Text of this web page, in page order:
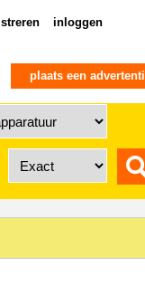
inloggen
plaats een